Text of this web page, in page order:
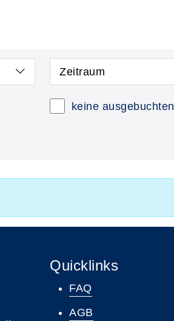
Zeitraum
keine ausgebuchten
Quicklinks
FAQ
AGB